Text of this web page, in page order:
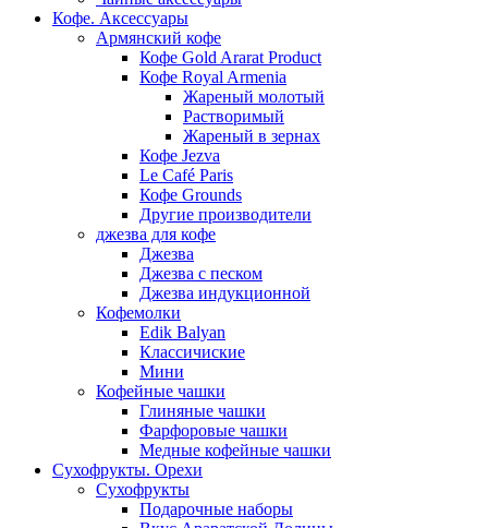
Кофе. Аксессуары
Армянский кофе
Кофе Gold Ararat Product
Кофе Royal Armenia
Жареный молотый
Растворимый
Жареный в зернах
Кофе Jezva
Le Café Paris
Кофе Grounds
Другие производители
джезва для кофе
Джезва
Джезва с песком
Джезва индукционной
Кофемолки
Edik Balyan
Классичиские
Мини
Кофейные чашки
Глиняные чашки
Фарфоровые чашки
Медные кофейные чашки
Сухофрукты. Орехи
Сухофрукты
Подарочные наборы